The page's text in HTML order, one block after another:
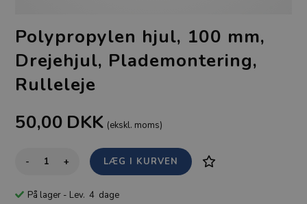
Polypropylen hjul, 100 mm,
Drejehjul, Plademontering,
Rulleleje
50,00 DKK (ekskl. moms)
- +
På lager - Lev. 4 dage